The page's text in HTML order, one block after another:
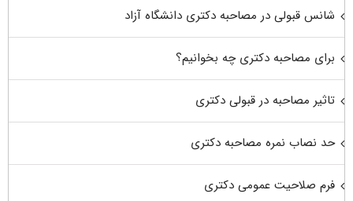
شانس قبولی در مصاحبه دکتری دانشگاه آزاد
برای مصاحبه دکتری چه بخوانیم؟
تاثیر مصاحبه در قبولی دکتری
حد نصاب نمره مصاحبه دکتری
فرم صلاحیت عمومی دکتری